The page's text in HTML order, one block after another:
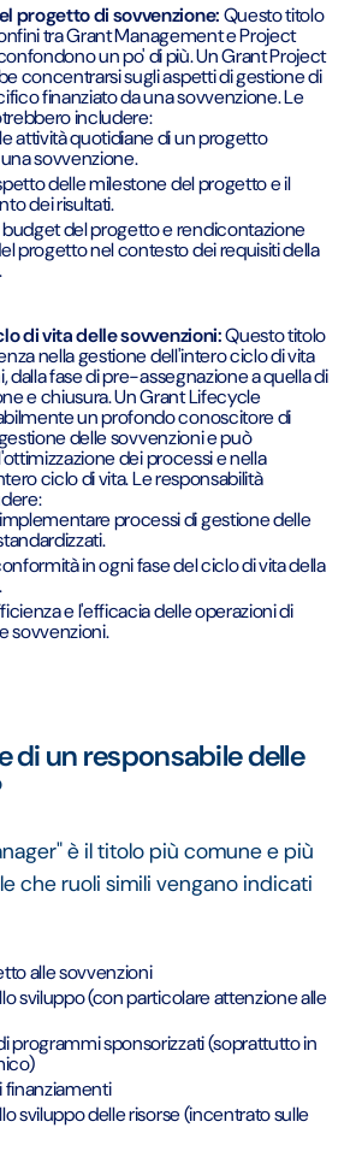
progetto di sovvenzione:Questo titolo
tra Grant Management e Project
un po' di più. Un Grant Project
concentrarsi sugli aspetti di gestione di
finanziato da una sovvenzione. Le
includere:
attività quotidiane di un progetto
sovvenzione.
delle milestone del progetto e il
dei risultati.
del progetto e rendicontazione
progetto nel contesto dei requisiti della
di vita delle sovvenzioni:Questo titolo
nella gestione dell'intero ciclo di vita
dalla fase di pre-assegnazione a quella di
e chiusura. Un Grant Lifecycle
un profondo conoscitore di
delle sovvenzioni e può
dei processi e nella
ciclo di vita. Le responsabilità
processi di gestione delle
in ogni fase del ciclo di vita della
e l'efficacia delle operazioni di
sovvenzioni.
di un responsabile delle
è il titolo più comune e più
che ruoli simili vengano indicati
alle sovvenzioni
sviluppo (con particolare attenzione alle
programmi sponsorizzati (soprattutto in
finanziamenti
sviluppo delle risorse (incentrato sulle